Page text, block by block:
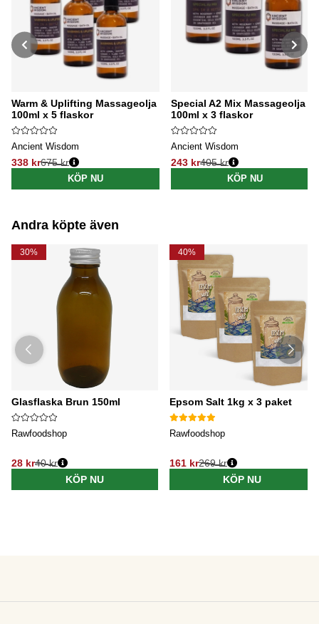
Warm & Uplifting Massageolja
100ml x 5 flaskor
Ancient Wisdom
338 kr
Ordinarie pris:
675 kr
KÖP NU
Special A2 Mix Massageolja
100ml x 3 flaskor
Ancient Wisdom
243 kr
Ordinarie pris:
405 kr
KÖP NU
Andra köpte även
30%
Glasflaska Brun 150ml
Rawfoodshop
28 kr40 kr
KÖP NU
40%
Epsom Salt 1kg x 3 paket
Rawfoodshop
161 kr269 kr
KÖP NU